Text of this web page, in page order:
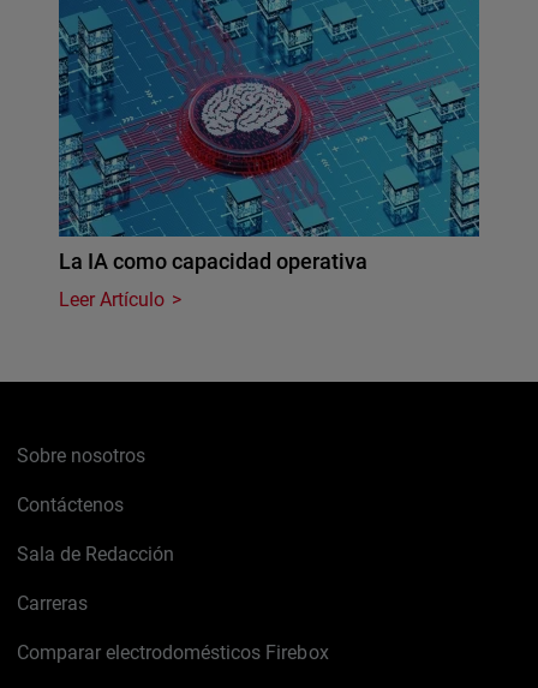
La IA como capacidad operativa
Leer Artículo
Sobre nosotros
Contáctenos
Sala de Redacción
Carreras
Comparar electrodomésticos Firebox